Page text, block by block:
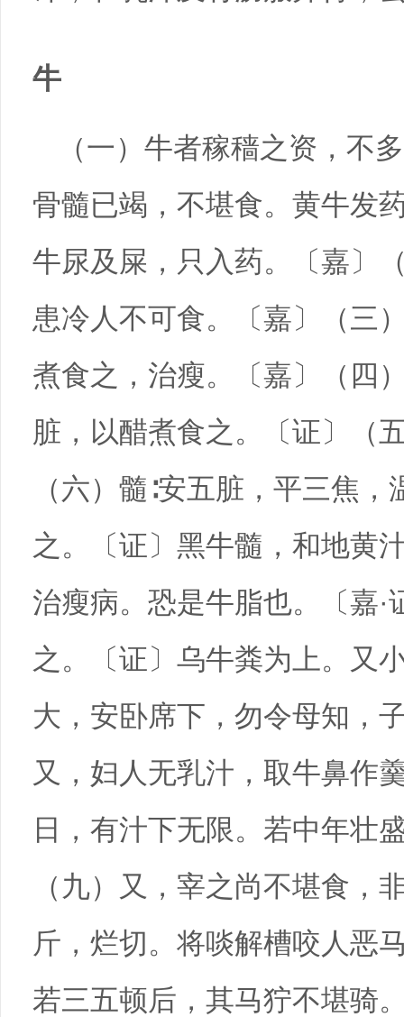
牛
（一）牛者稼穑之资，不
骨髓已竭，不堪食。黄牛发
牛尿及屎，只入药。〔嘉〕
患冷人不可食。〔嘉〕（三
煮食之，治瘦。〔嘉〕（四
脏，以醋煮食之。〔证〕（
（六）髓∶安五脏，平三焦
之。〔证〕黑牛髓，和地黄
治瘦病。恐是牛脂也。〔嘉·
之。〔证〕乌牛粪为上。又
大，安卧席下，勿令母知，
又，妇人无乳汁，取牛鼻作
日，有汁下无限。若中年壮
（九）又，宰之尚不堪食，
斤，烂切。将啖解槽咬人恶
若三五顿后，其马狞不堪骑